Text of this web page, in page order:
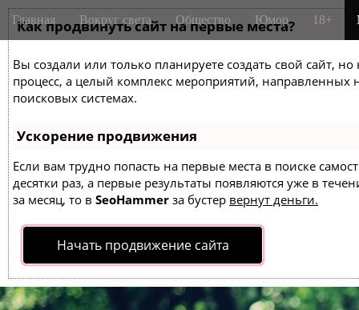
Как продвинуть сайт на первые места?
Вы создали или только планируете создать свой сайт,
процесс, а целый комплекс мероприятий,
поисковых системах.
Ускорение продвижения
Если вам трудно попасть на первые места в поиске
десятки раз, а первые результаты появляются уже в
за месяц, то в SeoHammer за бустер вернут деньги.
Начать продвижение сайта
M
a
n
m
e
n
u
i
Главная Вокруг света Общество Юмор 18+